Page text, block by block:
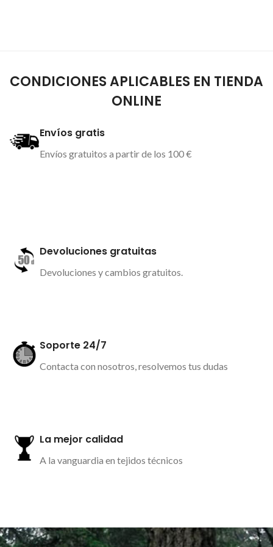
CONDICIONES APLICABLES EN TIENDA
ONLINE
Envíos gratis
Envíos gratuitos a partir de los 100 €
Devoluciones gratuitas
Devoluciones y cambios gratuitos.
Soporte 24/7
Contacta con nosotros, resolvemos tus dudas
La mejor calidad
A la vanguardia en tejidos técnicos